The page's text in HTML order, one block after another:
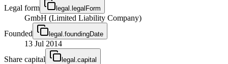
Legal form
legal.legalForm
GmbH (Limited Liability Company)
Founded
legal.foundingDate
13 Jul 2014
Share capital
legal.capital